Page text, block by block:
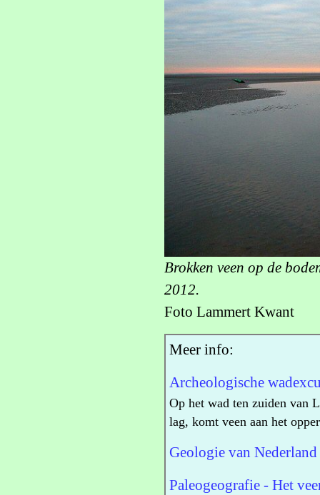
Brokken veen op de
2012.
Foto Lammert Kwant
Meer info:
Archeologische
Op het wad ten zuiden van
lag, komt veen aan het
Geologie van
Paleogeografie - Het